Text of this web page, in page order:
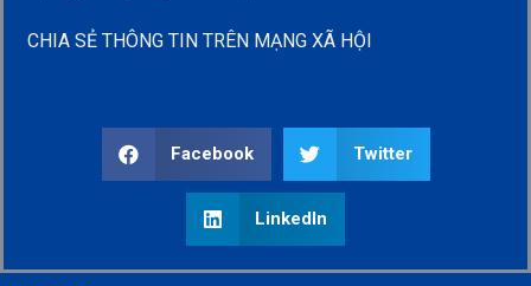
CHIA SẺ THÔNG TIN TRÊN MẠNG XÃ HỘI
Facebook Twitter
LinkedIn